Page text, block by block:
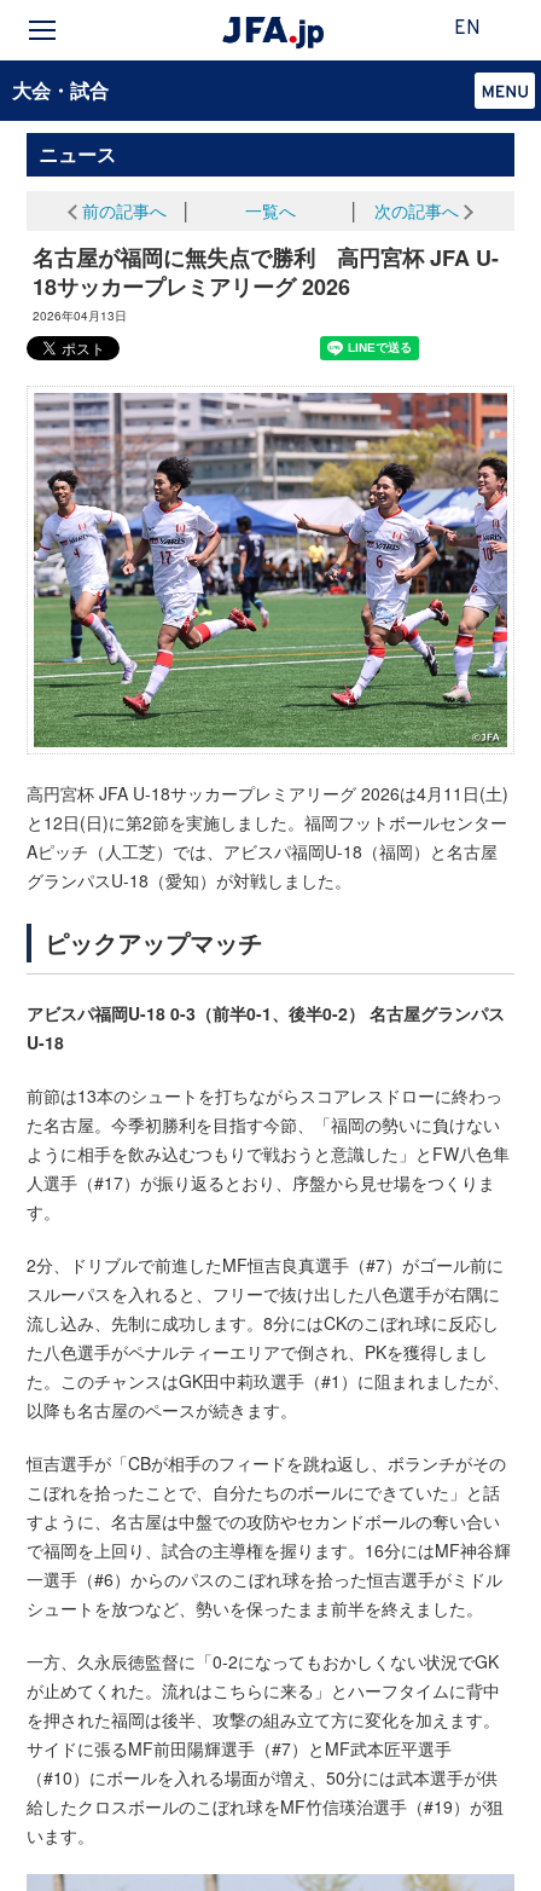
EN
大会・試合
ニュース
前の記事へ 一覧へ 次の記事へ
名古屋が福岡に無失点で勝利 高円宮杯 JFA U-
18サッカープレミアリーグ 2026
2026年04月13日
高円宮杯 JFA U-18サッカープレミアリーグ 2026は4月11日(土)
と12日(日)に第2節を実施しました。福岡フットボールセンター
Aピッチ（人工芝）では、アビスパ福岡U-18（福岡）と名古屋
グランパスU-18（愛知）が対戦しました。
ピックアップマッチ
アビスパ福岡U-18 0-3（前半0-1、後半0-2） 名古屋グランパス
U-18
前節は13本のシュートを打ちながらスコアレスドローに終わっ
た名古屋。今季初勝利を目指す今節、「福岡の勢いに負けない
ように相手を飲み込むつもりで戦おうと意識した」とFW八色隼
人選手（#17）が振り返るとおり、序盤から見せ場をつくりま
す。
2分、ドリブルで前進したMF恒吉良真選手（#7）がゴール前に
スルーパスを入れると、フリーで抜け出した八色選手が右隅に
流し込み、先制に成功します。8分にはCKのこぼれ球に反応し
た八色選手がペナルティーエリアで倒され、PKを獲得しまし
た。このチャンスはGK田中莉玖選手（#1）に阻まれましたが、
以降も名古屋のペースが続きます。
恒吉選手が「CBが相手のフィードを跳ね返し、ボランチがその
こぼれを拾ったことで、自分たちのボールにできていた」と話
すように、名古屋は中盤での攻防やセカンドボールの奪い合い
で福岡を上回り、試合の主導権を握ります。16分にはMF神谷輝
一選手（#6）からのパスのこぼれ球を拾った恒吉選手がミドル
シュートを放つなど、勢いを保ったまま前半を終えました。
一方、久永辰徳監督に「0-2になってもおかしくない状況でGK
が止めてくれた。流れはこちらに来る」とハーフタイムに背中
を押された福岡は後半、攻撃の組み立て方に変化を加えます。
サイドに張るMF前田陽輝選手（#7）とMF武本匠平選手
（#10）にボールを入れる場面が増え、50分には武本選手が供
給したクロスボールのこぼれ球をMF竹信瑛治選手（#19）が狙
います。